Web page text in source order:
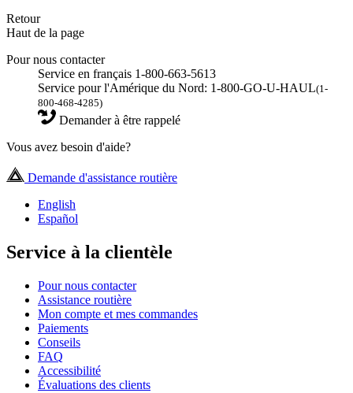
Retour
Haut de la page
Pour nous contacter
Service en français 1-800-663-5613
Service pour l'Amérique du Nord: 1-800-GO-U-HAUL(1-
800-468-4285)
Demander à être rappelé
Vous avez besoin d'aide?
Demande d'assistance routière
English
Español
Service à la clientèle
Pour nous contacter
Assistance routière
Mon compte et mes commandes
Paiements
Conseils
FAQ
Accessibilité
Évaluations des clients